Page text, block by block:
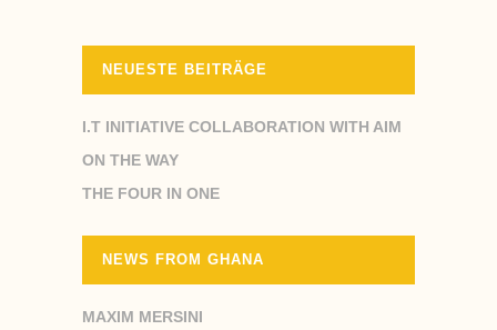
NEUESTE BEITRÄGE
I.T INITIATIVE COLLABORATION WITH AIM
ON THE WAY
THE FOUR IN ONE
NEWS FROM GHANA
MAXIM MERSINI